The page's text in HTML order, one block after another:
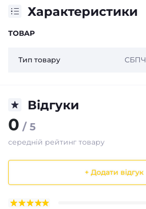
Характеристики
ТОВАР
Тип товару СБПЧ
Відгуки
0 / 5
середній рейтинг товару
+ Додати відгук